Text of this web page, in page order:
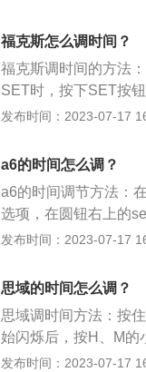
9mm，油箱容积为
能无级变速箱，最大
福克斯怎么调时间？
福克斯调时间的方法
SET时，按下SET按
下SET按钮；4、此时
下选择EXIT返回即可
CT两款发动机，全系
外观采用了跨界风格
裙以及银色护板。
发布时间：2023-07-17
a6的时间怎么调？
a6的时间调节方法：
选项，在圆钮右上的
产的豪华汽车，其车
的功效，可使车辆在
车辆的操控性和安全
发布时间：2023-07-17
思域的时间怎么调？
思域调时间方法：按
始闪烁后，按H、M的
设计，车身侧面的设
发布时间：2023-07-17